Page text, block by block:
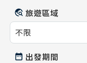
旅遊區域
出發期間